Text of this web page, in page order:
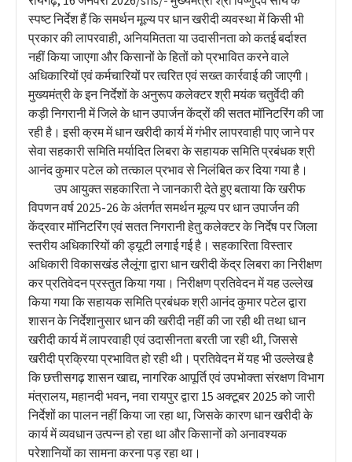
स्पष्ट निर्देश हैं कि समर्थन मूल्य पर धान खरीदी व्यवस्था में किसी भी
प्रकार की लापरवाही, अनियमितता या उदासीनता को कतई बर्दाश्त
नहीं किया जाएगा और किसानों के हितों को प्रभावित करने वाले
अधिकारियों एवं कर्मचारियों पर त्वरित एवं सख्त कार्रवाई की जाएगी।
मुख्यमंत्री के इन निर्देशों के अनुरूप कलेक्टर श्री मयंक चतुर्वेदी की
कड़ी निगरानी में जिले के धान उपार्जन केंद्रों की सतत मॉनिटरिंग की जा
रही है। इसी क्रम में धान खरीदी कार्य में गंभीर लापरवाही पाए जाने पर
सेवा सहकारी समिति मर्यादित लिबरा के सहायक समिति प्रबंधक श्री
आनंद कुमार पटेल को तत्काल प्रभाव से निलंबित कर दिया गया है।
उप आयुक्त सहकारिता ने जानकारी देते हुए बताया कि खरीफ
विपणन वर्ष 2025-26 के अंतर्गत समर्थन मूल्य पर धान उपार्जन की
केंद्रवार मॉनिटरिंग एवं सतत निगरानी हेतु कलेक्टर के निर्देष पर जिला
स्तरीय अधिकारियों की ड्यूटी लगाई गई है। सहकारिता विस्तार
अधिकारी विकासखंड लैलूंगा द्वारा धान खरीदी केंद्र लिबरा का निरीक्षण
कर प्रतिवेदन प्रस्तुत किया गया। निरीक्षण प्रतिवेदन में यह उल्लेख
किया गया कि सहायक समिति प्रबंधक श्री आनंद कुमार पटेल द्वारा
शासन के निर्देशानुसार धान की खरीदी नहीं की जा रही थी तथा धान
खरीदी कार्य में लापरवाही एवं उदासीनता बरती जा रही थी, जिससे
खरीदी प्रक्रिया प्रभावित हो रही थी। प्रतिवेदन में यह भी उल्लेख है
कि छत्तीसगढ़ शासन खाद्य, नागरिक आपूर्ति एवं उपभोक्ता संरक्षण विभाग
मंत्रालय, महानदी भवन, नवा रायपुर द्वारा 15 अक्टूबर 2025 को जारी
निर्देशों का पालन नहीं किया जा रहा था, जिसके कारण धान खरीदी के
कार्य में व्यवधान उत्पन्न हो रहा था और किसानों को अनावश्यक
परेशानियों का सामना करना पड़ रहा था।